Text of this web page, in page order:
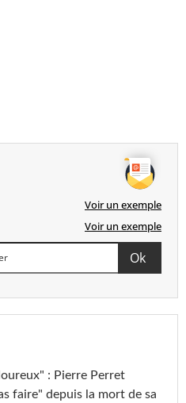
Voir un exemple
Voir un exemple
: Pierre Perret
faire" depuis la mort de sa